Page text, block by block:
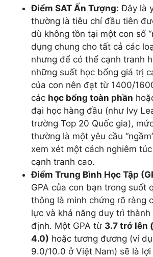
Điểm SAT Ấn Tượng: Đây là
thường là tiêu chí đầu tiên
dù không tồn tại một con số
dụng chung cho tất cả các
nhưng để có thể cạnh tranh
những suất học bổng giá trị
của con nên đạt từ 1400/
các học bổng toàn phần
đại học hàng đầu (như Ivy
trường Top 20 Quốc gia),
thường là một yêu cầu
xem xét một cách nghiêm
cạnh tranh cao.
Điểm Trung Bình Học Tập
GPA của con bạn trong suốt
thông là minh chứng rõ ràng
lực và khả năng duy trì
định. Một GPA từ 3.7 trở lên
4.0) hoặc tương đương (ví
9.0/10.0 ở Việt Nam) sẽ là